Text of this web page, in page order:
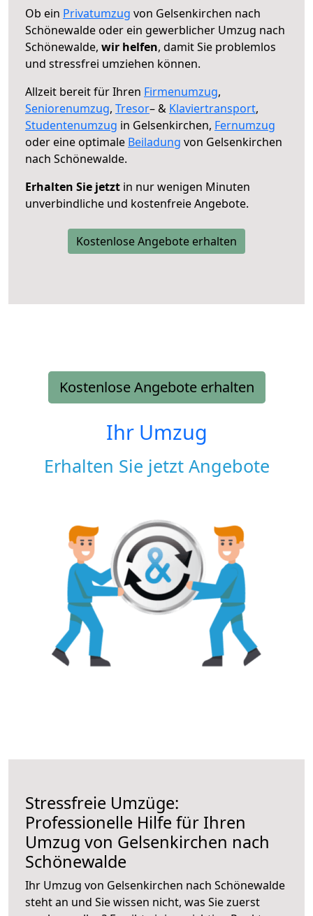
Ob ein Privatumzug von Gelsenkirchen nach
Schönewalde oder ein gewerblicher Umzug nach
Schönewalde, wir helfen, damit Sie problemlos
und stressfrei umziehen können.
Allzeit bereit für Ihren Firmenumzug,
Seniorenumzug, Tresor– & Klaviertransport,
Studentenumzug in Gelsenkirchen, Fernumzug
oder eine optimale Beiladung von Gelsenkirchen
nach Schönewalde.
Erhalten Sie jetzt in nur wenigen Minuten
unverbindliche und kostenfreie Angebote.
Kostenlose Angebote erhalten
Kostenlose Angebote erhalten
Ihr Umzug
Erhalten Sie jetzt Angebote
Stressfreie Umzüge:
Professionelle Hilfe für Ihren
Umzug von Gelsenkirchen nach
Schönewalde
Ihr Umzug von Gelsenkirchen nach Schönewalde
steht an und Sie wissen nicht, was Sie zuerst